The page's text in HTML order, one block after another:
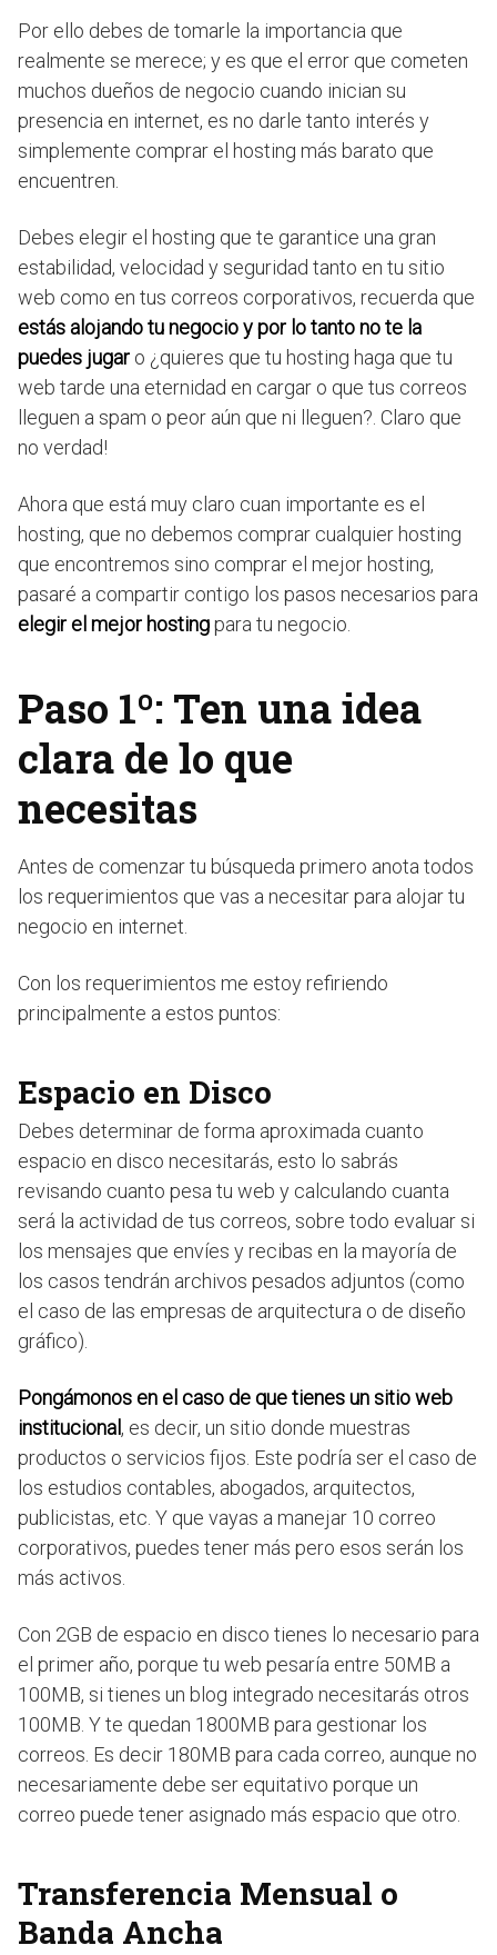
Por ello debes de tomarle la importancia que
realmente se merece; y es que el error que cometen
muchos dueños de negocio cuando inician su
presencia en internet, es no darle tanto interés y
simplemente comprar el hosting más barato que
encuentren.
Debes elegir el hosting que te garantice una gran
estabilidad, velocidad y seguridad tanto en tu sitio
web como en tus correos corporativos, recuerda que
estás alojando tu negocio y por lo tanto no te la
puedes jugar o ¿quieres que tu hosting haga que tu
web tarde una eternidad en cargar o que tus correos
lleguen a spam o peor aún que ni lleguen?. Claro que
no verdad!
Ahora que está muy claro cuan importante es el
hosting, que no debemos comprar cualquier hosting
que encontremos sino comprar el mejor hosting,
pasaré a compartir contigo los pasos necesarios para
elegir el mejor hostingpara tu negocio.
Paso 1º: Ten una idea
clara de lo que
necesitas
Antes de comenzar tu búsqueda primero anota todos
los requerimientos que vas a necesitar para alojar tu
negocio en internet.
Con los requerimientos me estoy refiriendo
principalmente a estos puntos:
Espacio en Disco
Debes determinar de forma aproximada cuanto
espacio en disco necesitarás, esto lo sabrás
revisando cuanto pesa tu web y calculando cuanta
será la actividad de tus correos, sobre todo evaluar si
los mensajes que envíes y recibas en la mayoría de
los casos tendrán archivos pesados adjuntos (como
el caso de las empresas de arquitectura o de diseño
gráfico).
Pongámonos en el caso de que tienes un sitio web
institucional, es decir, un sitio donde muestras
productos o servicios fijos. Este podría ser el caso de
los estudios contables, abogados, arquitectos,
publicistas, etc. Y que vayas a manejar 10 correo
corporativos, puedes tener más pero esos serán los
más activos.
Con 2GB de espacio en disco tienes lo necesario para
el primer año, porque tu web pesaría entre 50MB a
100MB, si tienes un blog integrado necesitarás otros
100MB. Y te quedan 1800MB para gestionar los
correos. Es decir 180MB para cada correo, aunque no
necesariamente debe ser equitativo porque un
correo puede tener asignado más espacio que otro.
Transferencia Mensual o
Banda Ancha